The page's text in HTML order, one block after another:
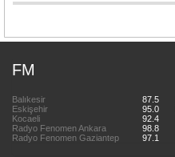
FM
Balıkesir 87.5
Eskişehir
95.0
Kocaeli
92.4
Radyo Fenomen Ankara
98.8
Radyo Fenomen Gaziantep
97.1